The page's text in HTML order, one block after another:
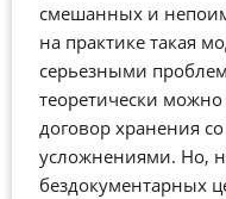
смешанных и
на практике такая
серьезными
теоретически
договор хранения
усложнениями. Но,
бездокументарных